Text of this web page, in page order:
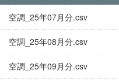
空調_25年07月分.csv
空調_25年08月分.csv
空調_25年09月分.csv